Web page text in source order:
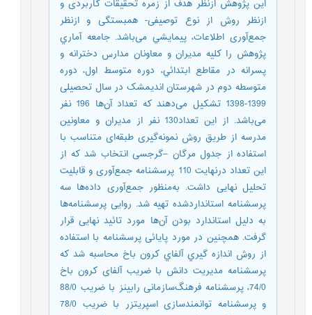
این پژوهش ازنظر هدف از زمره تحقیقات کاربردی و
ازنظر روش از نوع توصیفی- همبستگی و ازنظر
جمع‌آوری اطلاعات، پیمایشي می‌باشد. جامعه آماري
پژوهش را كليه مديران و معاونان مدارس دخترانه و
پسرانه در مقاطع ابتدائي، دوره متوسط اول، دوره
متوسطه دوم در شهرستان اندیمشک در سال تحصیلی
1399-1398 تشکیل می‌دهند که تعداد آن‌ها 196 نفر
می‌باشد. از این تعداد130 نفر از مدیران و معاونین
مدرسه از طریق روش نمونه‌گیری طبقه‌ای متناسب با
استفاده از جدول مرگان –گرجسی انتخاب شد که از
این تعداد درنهایت 110 پرسشنامه جمع‌آوری و قابلیت
تحلیل نهایی داشت. به‌منظور جمع‌آوری داده‌ها سه
پرسشنامه استانداردشده تهیه شد. روایی پرسشنامه‌ها
به دلیل استاندارد بودن آن‌ها مورد تائید نهایی قرار
گرفت. همچنین در مورد پایائی پرسشنامه با استفاده
از روش اندازه گیري آلفاي کرون باخ محاسبه شد که
پرسشنامه مدیریت دانش با ضریب آلفای کرون باخ
74/0، پرسشنامه فرهنگ‌سازمانی رابینز با ضریب 88/0
و پرسشنامه توانمندسازی اسپریتزر با ضریب 78/0